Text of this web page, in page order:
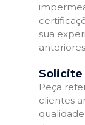
sua
Solicite
Peça
clientes